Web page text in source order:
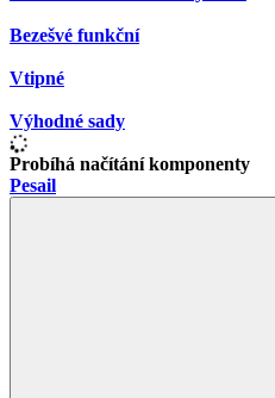
Bezešvé funkční
Vtipné
Výhodné sady
Probíhá načítání komponenty
Pesail